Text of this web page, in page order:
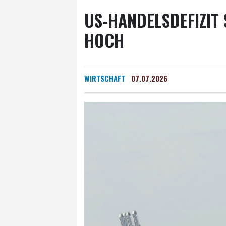
US-
HOCH
WIRTSCHAFT 07.07.2026